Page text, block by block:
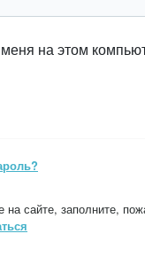
на этом
сайте, заполните,